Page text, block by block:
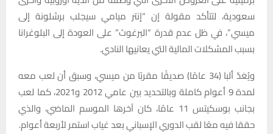
سعودية، لتتأكد مقولة إن “إنتر ميامي سيجلب برشلونة إلى
ميسي”، في ظل عدم قدرة “البرغوث” على العودة إلى البلوغرانا
بسبب المشكلات المالية التي يعانيها النادي.
ويُعَدّ ألبا (34 عامًا) صديقًا مقربًا من ميسي، وسبق أن لعب معه
لمدة 9 أعوام كاملة وبالتحديد بين عامي 2012 و2021، كما لعب
بجانب بوسكيتس 11 عامًا، كان آخرها الموسم الماضي، والذي
حققا فيه معًا لقب الدوري الإسباني بعد غياب استمر لأربعة أعوام.